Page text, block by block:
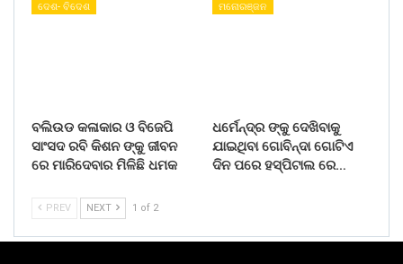
ଦେଶ- ବିଦେଶ
ବଲିଉଡ କଳାକାର ଓ ବିଜେପି
ସାଂସଦ ରବି କିଶନ ଙ୍କୁ ଜୀବନ
ରେ ମାରିଦେବାର ମିଳିଛି ଧମକ
ମନୋରଞ୍ଜନ
ଧର୍ମେନ୍ଦ୍ର ଙ୍କୁ ଦେଖିବାକୁ
ଯାଇଥିବା ଗୋବିନ୍ଦା ଗୋଟିଏ
ଦିନ ପରେ ହସ୍ପିଟାଲ ରେ…
PREV NEXT 1 of 2